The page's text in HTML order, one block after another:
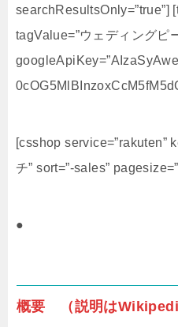
searchResultsOnly=”true”]
tagValue=”ウェディングピ
[csshop service=”rakuten”
チ” sort=”-sales”
●
概要 （説明は